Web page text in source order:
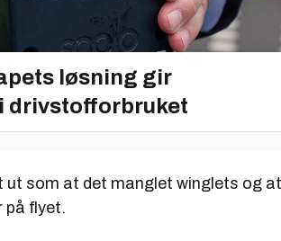
løsning gir
drivstofforbruket
ut som at det manglet winglets og
på flyet.